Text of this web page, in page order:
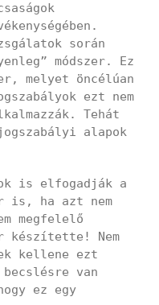
során
módszer. Ez
melyet öncélúan
ezt nem
Tehát
alapok
is elfogadják a
is, ha azt nem
megfelelő
készítette! Nem
kellene ezt
van
ez egy